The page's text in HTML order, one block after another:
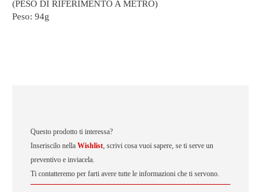
Questo prodotto ti interessa?
Inseriscilo nella Wishlist, scrivi cosa vuoi sapere, se ti serve un
preventivo e inviacela.
Ti contatteremo per farti avere tutte le informazioni che ti servono.
(PESO DI RIFERIMENTO A METRO)
Peso: 94g